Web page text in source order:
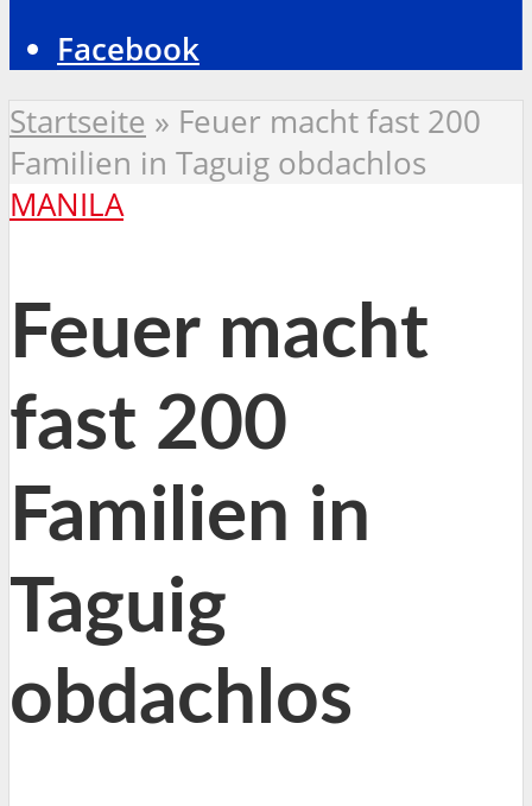
Facebook
Startseite » Feuer macht fast 200
Familien in Taguig obdachlos
MANILA
Feuer macht
fast 200
Familien in
Taguig
obdachlos